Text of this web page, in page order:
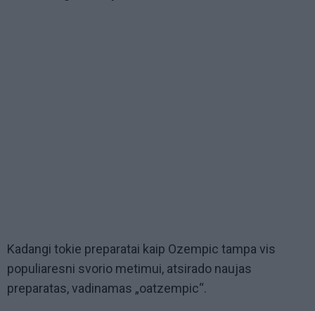
Kadangi tokie preparatai kaip Ozempic tampa vis
populiaresni svorio metimui, atsirado naujas
preparatas, vadinamas „oatzempic“.